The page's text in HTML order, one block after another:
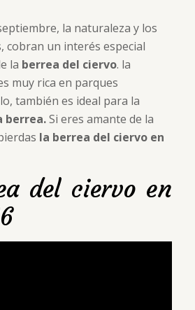
la naturaleza y los
cobran un interés especial
la berrea del ciervo. la
muy rica en parques
también es ideal para la
berrea.Si eres amante de la
la berrea del ciervo en
del ciervo en